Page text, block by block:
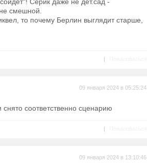
смешной.
то почему Берлин выглядит старше,
|
09 января 2024 в 05:25:24
соответственно сценарию
|
09 января 2024 в 13:10:46